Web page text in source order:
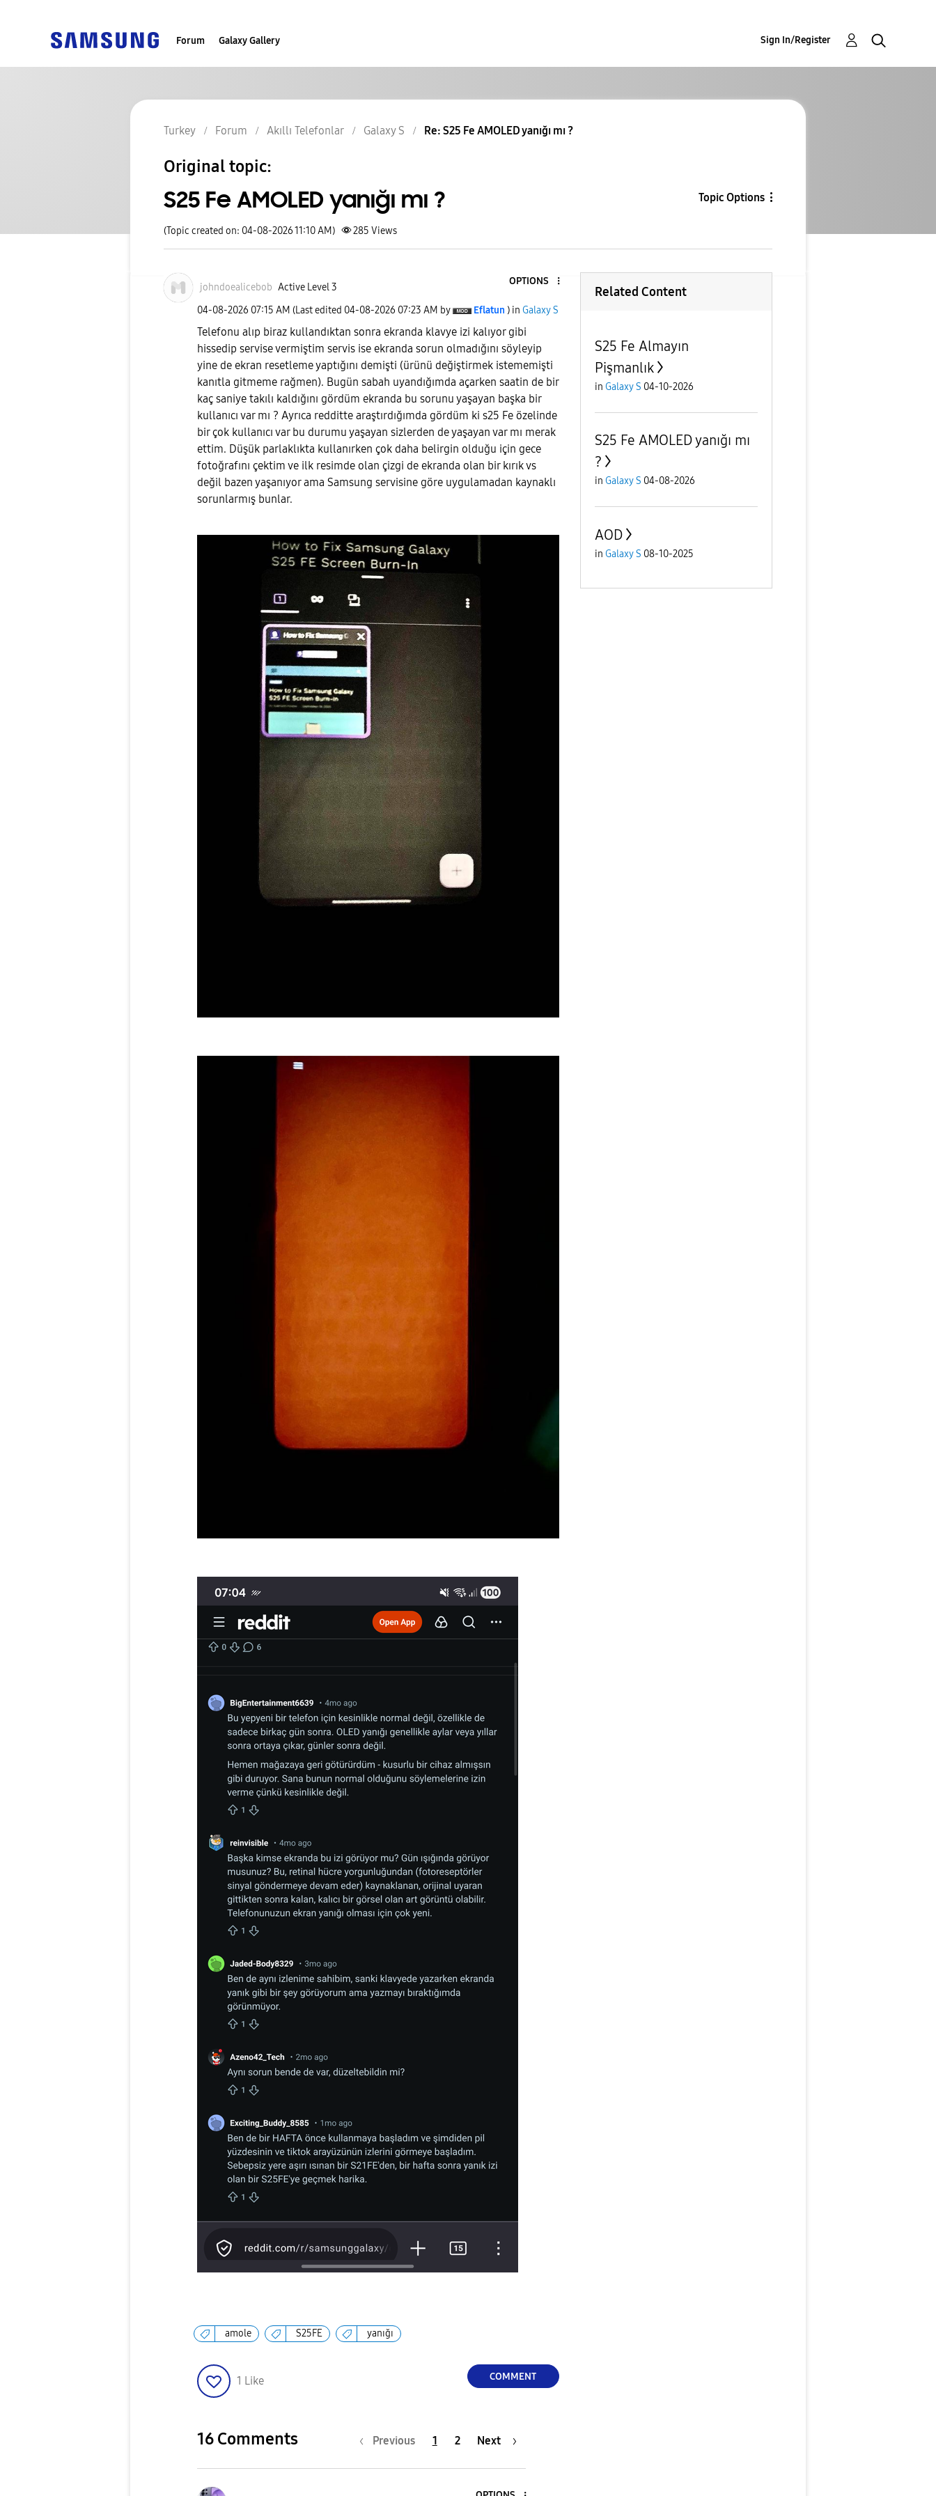
Forum Galaxy Gallery Sign In/Register
Turkey Forum Akıllı Telefonlar Galaxy S Re: S25 Fe AMOLED yanığı mı ?
Original topic:
S25 Fe AMOLED yanığı mı ? Topic Options
(Topic created on: 04-08-2026 11:10 AM) 285 Views
johndoealicebob Active Level 3
OPTIONS
‎04-08-2026 07:15 AM (Last edited ‎04-08-2026 07:23 AM by Eflatun ) in Galaxy S
Telefonu alıp biraz kullandıktan sonra ekranda klavye izi kalıyor gibi
hissedip servise vermiştim servis ise ekranda sorun olmadığını söyleyip
yine de ekran resetleme yaptığını demişti (ürünü değiştirmek istememişti
kanıtla gitmeme rağmen). Bugün sabah uyandığımda açarken saatin de bir
kaç saniye takılı kaldığını gördüm ekranda bu sorunu yaşayan başka bir
kullanıcı var mı ? Ayrıca redditte araştırdığımda gördüm ki s25 Fe özelinde
bir çok kullanıcı var bu durumu yaşayan sizlerden de yaşayan var mı merak
ettim. Düşük parlaklıkta kullanırken çok daha belirgin olduğu için gece
fotoğrafını çektim ve ilk resimde olan çizgi de ekranda olan bir kırık vs
değil bazen yaşanıyor ama Samsung servisine göre uygulamadan kaynaklı
sorunlarmış bunlar.
amole S25FE yanığı
1 Like COMMENT
16 Comments Previous 1 2 Next
Related Content
S25 Fe Almayın
Pişmanlık
in Galaxy S 04-10-2026
S25 Fe AMOLED yanığı mı
?
in Galaxy S 04-08-2026
AOD
in Galaxy S 08-10-2025